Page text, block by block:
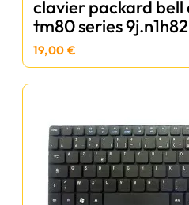
clavier packard bell
tm80 series
19,00 €